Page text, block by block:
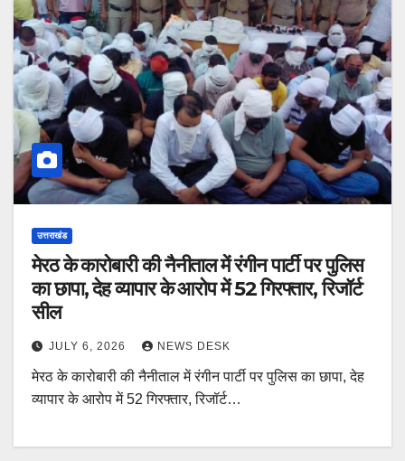
उत्तराखंड
मेरठ के कारोबारी की नैनीताल में रंगीन पार्टी पर पुलिस
का छापा, देह व्यापार के आरोप में 52 गिरफ्तार, रिजॉर्ट
सील
JULY 6, 2026 NEWS DESK
मेरठ के कारोबारी की नैनीताल में रंगीन पार्टी पर पुलिस का छापा, देह
व्यापार के आरोप में 52 गिरफ्तार, रिजॉर्ट…